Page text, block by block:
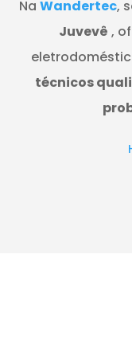
Na Wandertec,
Juvevê ,
técnicos